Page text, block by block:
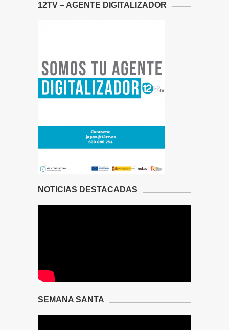
12TV – AGENTE DIGITALIZADOR
NOTICIAS DESTACADAS
SEMANA SANTA